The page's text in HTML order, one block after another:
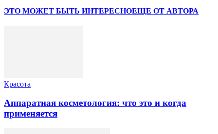
ЭТО МОЖЕТ БЫТЬ ИНТЕРЕСНОЕЩЕ ОТ АВТОРА
Красота
Аппаратная косметология: что это и когда
применяется